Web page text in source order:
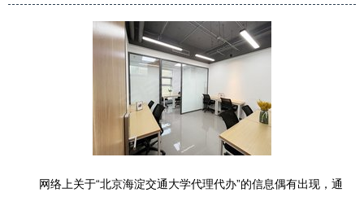
网络上关于“北京海淀交通大学代理代办”的信息偶有出现，通